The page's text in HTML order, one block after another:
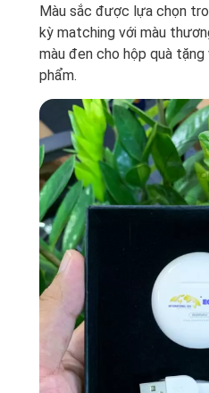
Màu sắc được lựa chọn
kỳ matching với màu
màu đen cho hộp quà
phẩm.